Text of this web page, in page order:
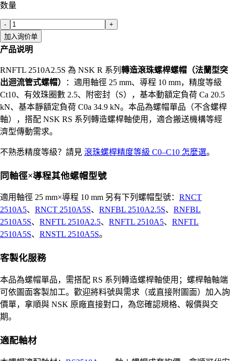
数量
-
+
加入询价单
产品说明
RNFTL 2510A2.5S 為 NSK R 系列 轉造滾珠螺桿螺帽（法蘭型突
出迴流管式螺帽）
：適用軸徑 25 mm、導程 10 mm，精度等級
Ct10、有效珠圈數 2.5、附密封（S），基本動額定負荷 Ca 20.5
kN、基本靜額定負荷 C0a 34.9 kN。本品為螺帽單品（不含螺桿
軸），搭配 NSK RS 系列轉造螺桿軸使用，適合搬送機構等經
濟型傳動需求。
不熟悉精度等級？請見 滾珠螺桿精度等級 C0–C10 怎麼選。
同軸徑×導程其他螺帽型號
適用軸徑 25 mm×導程 10 mm 另有下列螺帽型號： RNCT
2510A5、 RNCT 2510A5S、 RNFBL 2510A2.5S、 RNFBL
2510A5S、 RNFTL 2510A2.5、 RNFTL 2510A5、 RNFTL
2510A5S、 RNSTL 2510A5S。
客製化服務
本品為螺帽單品，需搭配 RS 系列轉造螺桿軸使用；螺桿軸軸端
可依圖面客製加工。歡迎將料號與需求（或直接附圖面）加入詢
價單，拿順與 NSK 原廠直接對口，為您確認規格、報價與交
期。
適配軸材